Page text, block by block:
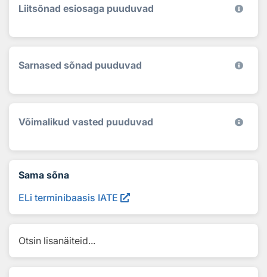
Liitsõnad esiosaga puuduvad
Sarnased sõnad puuduvad
Võimalikud vasted puuduvad
Sama sõna
ELi terminibaasis IATE
Otsin lisanäiteid...